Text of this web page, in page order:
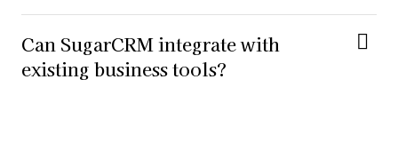
Can SugarCRM integrate with
existing business tools?